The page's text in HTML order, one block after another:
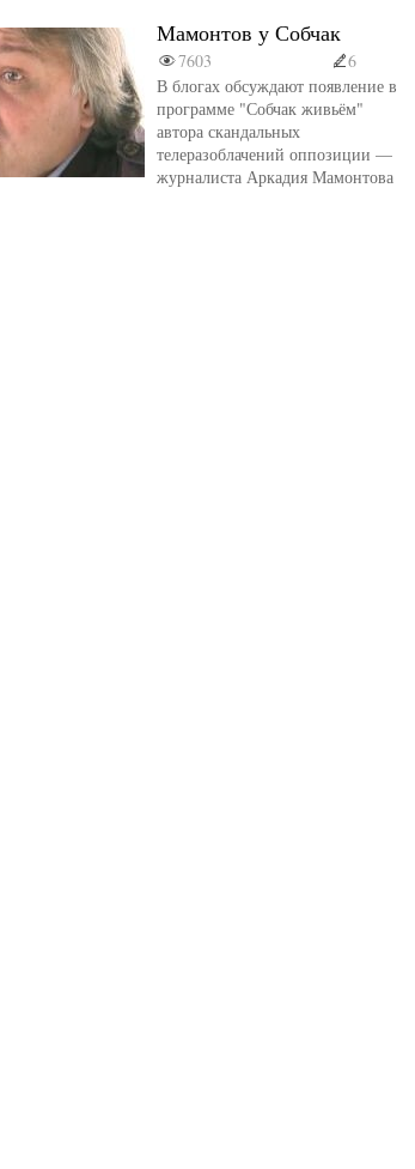
Мамонтов у Собчак
7603
6
В блогах обсуждают появление в
программе "Собчак живьём"
автора скандальных
телеразоблачений оппозиции —
журналиста Аркадия Мамонтова